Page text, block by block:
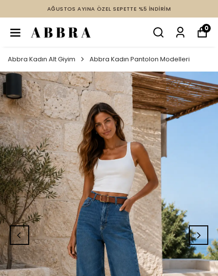
AĞUSTOS AYINA ÖZEL SEPETTE %5 İNDİRİM
0
Abbra Kadın Alt Giyim Abbra Kadın Pantolon Modelleri